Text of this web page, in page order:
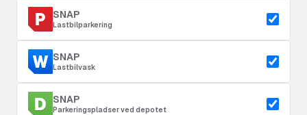
SNAP
Lastbilparkering
SNAP
Lastbilvask
SNAP
Parkeringspladser ved depotet